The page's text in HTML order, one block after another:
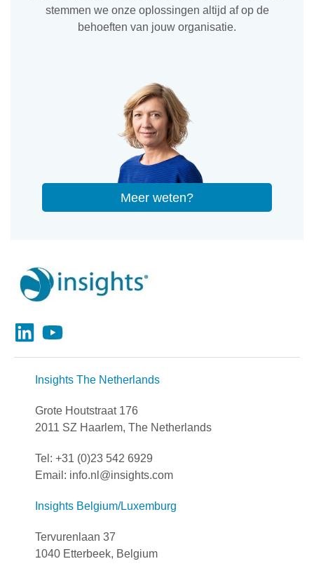
stemmen we onze oplossingen altijd af op de
behoeften van jouw organisatie.
Meer weten?
Insights The Netherlands
Grote Houtstraat 176
2011 SZ Haarlem, The Netherlands
Tel: +31 (0)23 542 6929
Email: info.nl@insights.com
Insights Belgium/Luxemburg
Tervurenlaan 37
1040 Etterbeek, Belgium